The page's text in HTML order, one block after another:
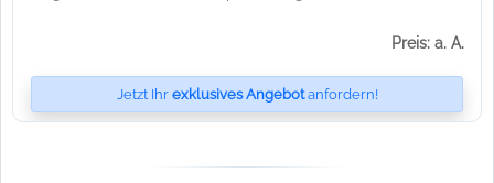
Preis: a. A.
Jetzt Ihr exklusives Angebotanfordern!